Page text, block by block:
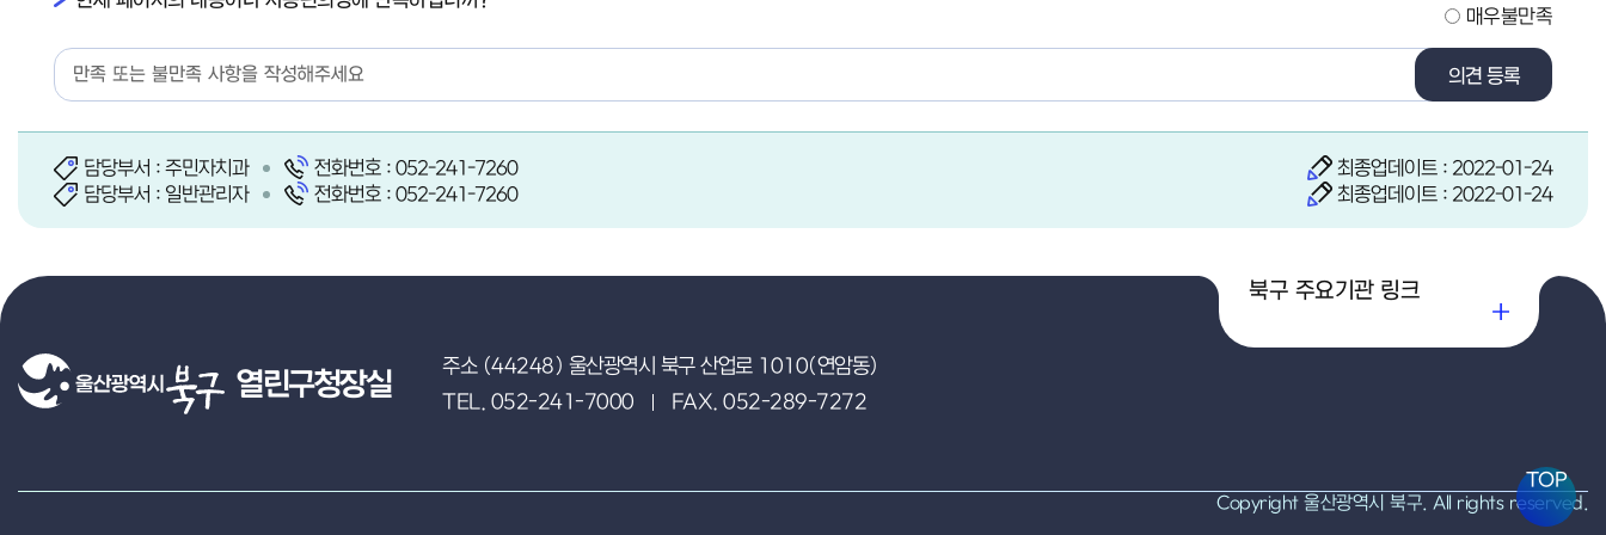
TOP
매우불만족
의견 등록
담당부서 : 주민자치과 전화번호 : 052-241-7260
최종업데이트 : 2022-01-24
담당부서 : 일반관리자
전화번호 : 052-241-7260 최종업데이트 : 2022-01-24
열린구청장실
주소 (44248) 울산광역시 북구 산업로 1010(연암동)
TEL. 052-241-7000
FAX. 052-289-7272
북구 주요기관 링크
Copyright 울산광역시 북구. All rights reserved.